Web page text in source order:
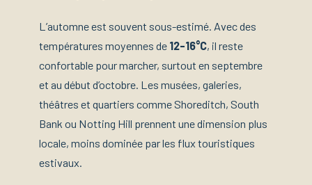
L’automne est souvent sous-estimé. Avec des
températures moyennes de 12-16°C, il reste
confortable pour marcher, surtout en septembre
et au début d’octobre. Les musées, galeries,
théâtres et quartiers comme Shoreditch, South
Bank ou Notting Hill prennent une dimension plus
locale, moins dominée par les flux touristiques
estivaux.